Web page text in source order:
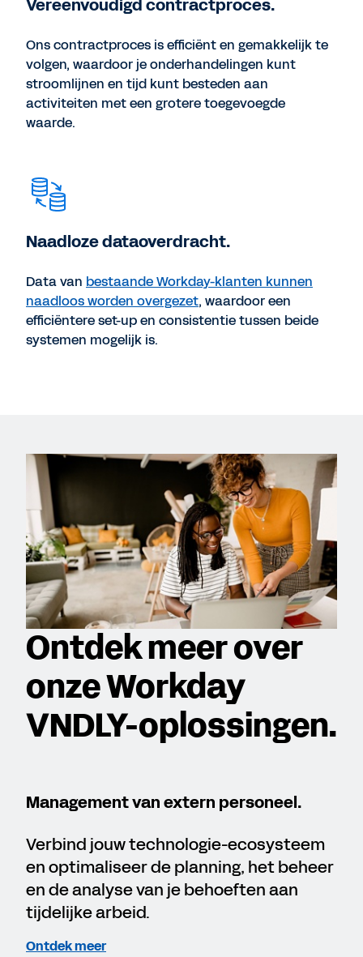
Vereenvoudigd contractproces.
Ons contractproces is efficiënt en gemakkelijk te
volgen, waardoor je onderhandelingen kunt
stroomlijnen en tijd kunt besteden aan
activiteiten met een grotere toegevoegde
waarde.
Naadloze dataoverdracht.
Data van bestaande Workday-klanten kunnen
naadloos worden overgezet, waardoor een
efficiëntere set-up en consistentie tussen beide
systemen mogelijk is.
Ontdek meer over
onze Workday
VNDLY-oplossingen.
Management van extern personeel.
Verbind jouw technologie-ecosysteem
en optimaliseer de planning, het beheer
en de analyse van je behoeften aan
tijdelijke arbeid.
Ontdek meer